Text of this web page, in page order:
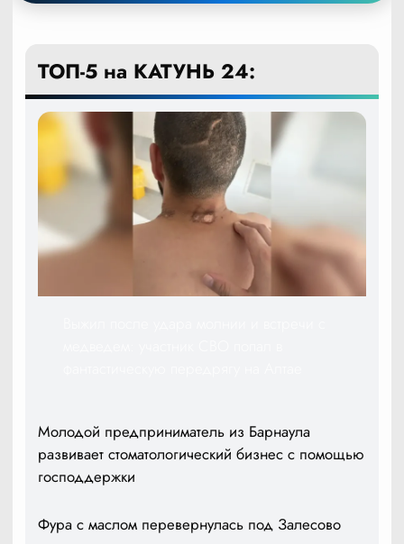
ТОП-5 на КАТУНЬ 24:
Молодой предприниматель из Барнаула
развивает стоматологический бизнес с помощью
господдержки
Фура с маслом перевернулась под Залесово